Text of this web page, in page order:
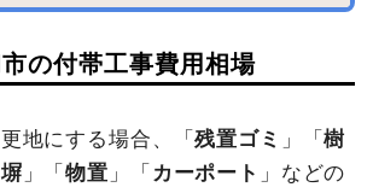
の付帯工事費用相場
地にする場合、「残置ゴミ 」「樹
」「物置 」「 カーポート 」などの